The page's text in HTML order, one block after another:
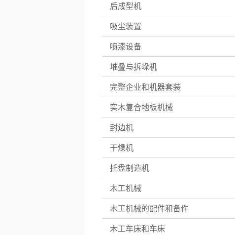
后成型机
吸尘装置
喷漆设备
堆叠与拆垛机
完整企业和机器套装
实木复合地板机械
封边机
干燥机
托盘制造机
木工机械
木工机械的配件和备件
木工车床和车床